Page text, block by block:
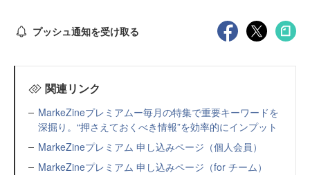
プッシュ通知を受け取る
関連リンク
MarkeZineプレミアムー毎月の特集で重要キーワードを
深掘り。“押さえておくべき情報”を効率的にインプット
MarkeZineプレミアム 申し込みページ（個人会員）
MarkeZineプレミアム 申し込みページ（for チーム）